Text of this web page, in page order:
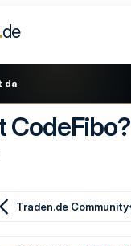
de
da
CodeFibo?
Traden.de Community